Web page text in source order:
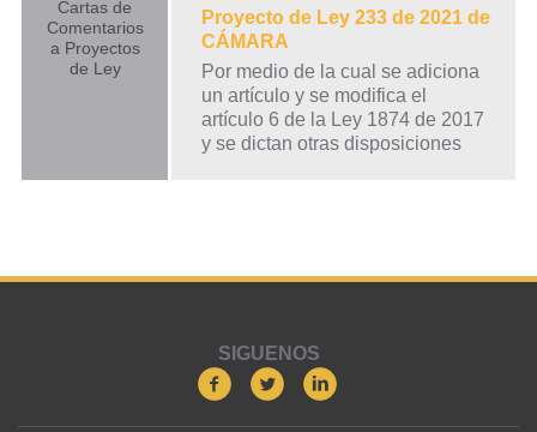
Cartas de
Comentarios
a Proyectos
de Ley
Proyecto de Ley 233 de 2021 de
CÁMARA
Por medio de la cual se adiciona
un artículo y se modifica el
artículo 6 de la Ley 1874 de 2017
y se dictan otras disposiciones
SIGUENOS